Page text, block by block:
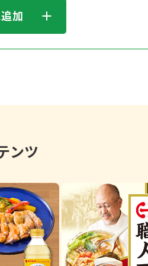
加
ンツ